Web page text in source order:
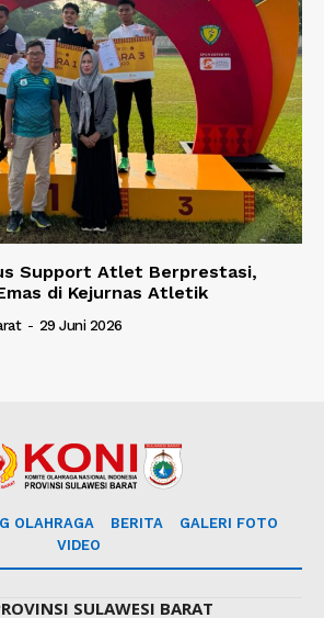
Support Atlet Berprestasi,
di Kejurnas Atletik
- 29 Juni 2026
OLAHRAGA BERITA
GALERI FOTO
VIDEO
SULAWESI BARAT